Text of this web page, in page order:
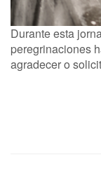
Durante esta
peregrinaciones
agradecer o